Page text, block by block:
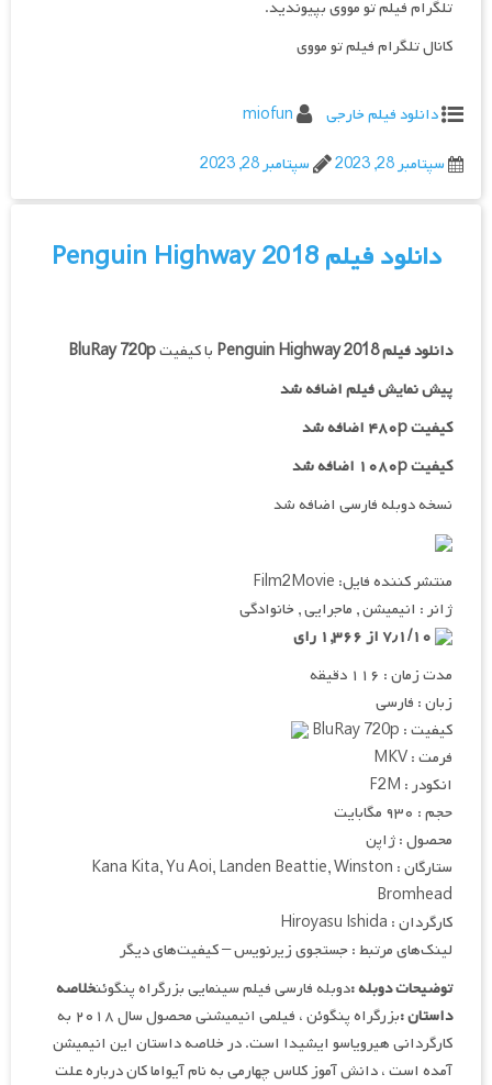
تلگرام فیلم تو مووی بپیوندید.
کانال تلگرام فیلم تو مووی
دانلود فیلم خارجی
miofun
سپتامبر 28, 2023
سپتامبر 28, 2023
دانلود فیلم Penguin Highway 2018
دانلود فیلمPenguin Highway 2018 با کیفیتBluRay 720p
پیش نمایش فیلم اضافه شد
کیفیت ۴۸۰p اضافه شد
کیفیت ۱۰۸۰p اضافه شد
نسخه دوبله فارسی اضافه شد
منتشر کننده فایل: Film2Movie
ژانر : انیمیشن , ماجرایی , خانوادگی
مدت زمان : ۱۱۶ دقیقه
زبان : فارسی
کیفیت : BluRay 720p
فرمت : MKV
انکودر : F2M
حجم : ۹۳۰ مگابایت
محصول : ژاپن
ستارگان : Kana Kita, Yu Aoi, Landen Beattie, Winston
Bromhead
کارگردان : Hiroyasu Ishida
لینک‌های مرتبط : جستجوی زیرنویس – کیفیت‌های دیگر
توضیحات دوبله :دوبله فارسی فیلم سینمایی بزرگراه پنگوئنخلاصه
داستان :
بزرگراه پنگوئن ، فیلمی انیمیشنی محصول سال ۲۰۱۸ به
کارگردانی هیرویاسو ایشیدا است. در خلاصه داستان این انیمیشن
آمده است ، دانش آموز کلاس چهارمی به نام آیواما کان درباره علت